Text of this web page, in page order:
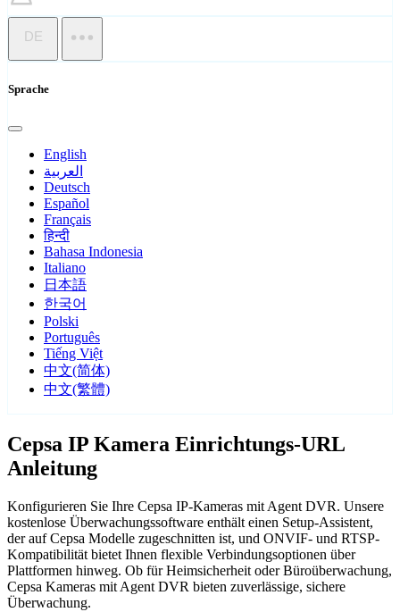
DE
Sprache
English
العربية
Deutsch
Español
Français
हिन्दी
Bahasa Indonesia
Italiano
日本語
한국어
Polski
Português
Tiếng Việt
中文(简体)
中文(繁體)
Cepsa IP Kamera Einrichtungs-URL
Anleitung
Konfigurieren Sie Ihre Cepsa IP-Kameras mit Agent DVR. Unsere
kostenlose Überwachungssoftware enthält einen Setup-Assistent,
der auf Cepsa Modelle zugeschnitten ist, und ONVIF- und RTSP-
Kompatibilität bietet Ihnen flexible Verbindungsoptionen über
Plattformen hinweg. Ob für Heimsicherheit oder Büroüberwachung,
Cepsa Kameras mit Agent DVR bieten zuverlässige, sichere
Überwachung.